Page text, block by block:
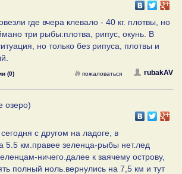
где вчера клевало - 40 кг. плотвы, но
три рыбы:плотва, рипус, окунь. В
но только без рипуса, плотвы и
(0) rubakAV
пожаловаться
озеро)
с другом на ладоге, в
5.5 км.правее зеленца-рыбы нет.лед
ничего.далее к заячему острову,
полный ноль.вернулись на 7,5 км и тут